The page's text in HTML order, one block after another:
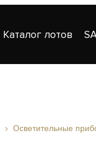
Каталог лотов
Осветительные